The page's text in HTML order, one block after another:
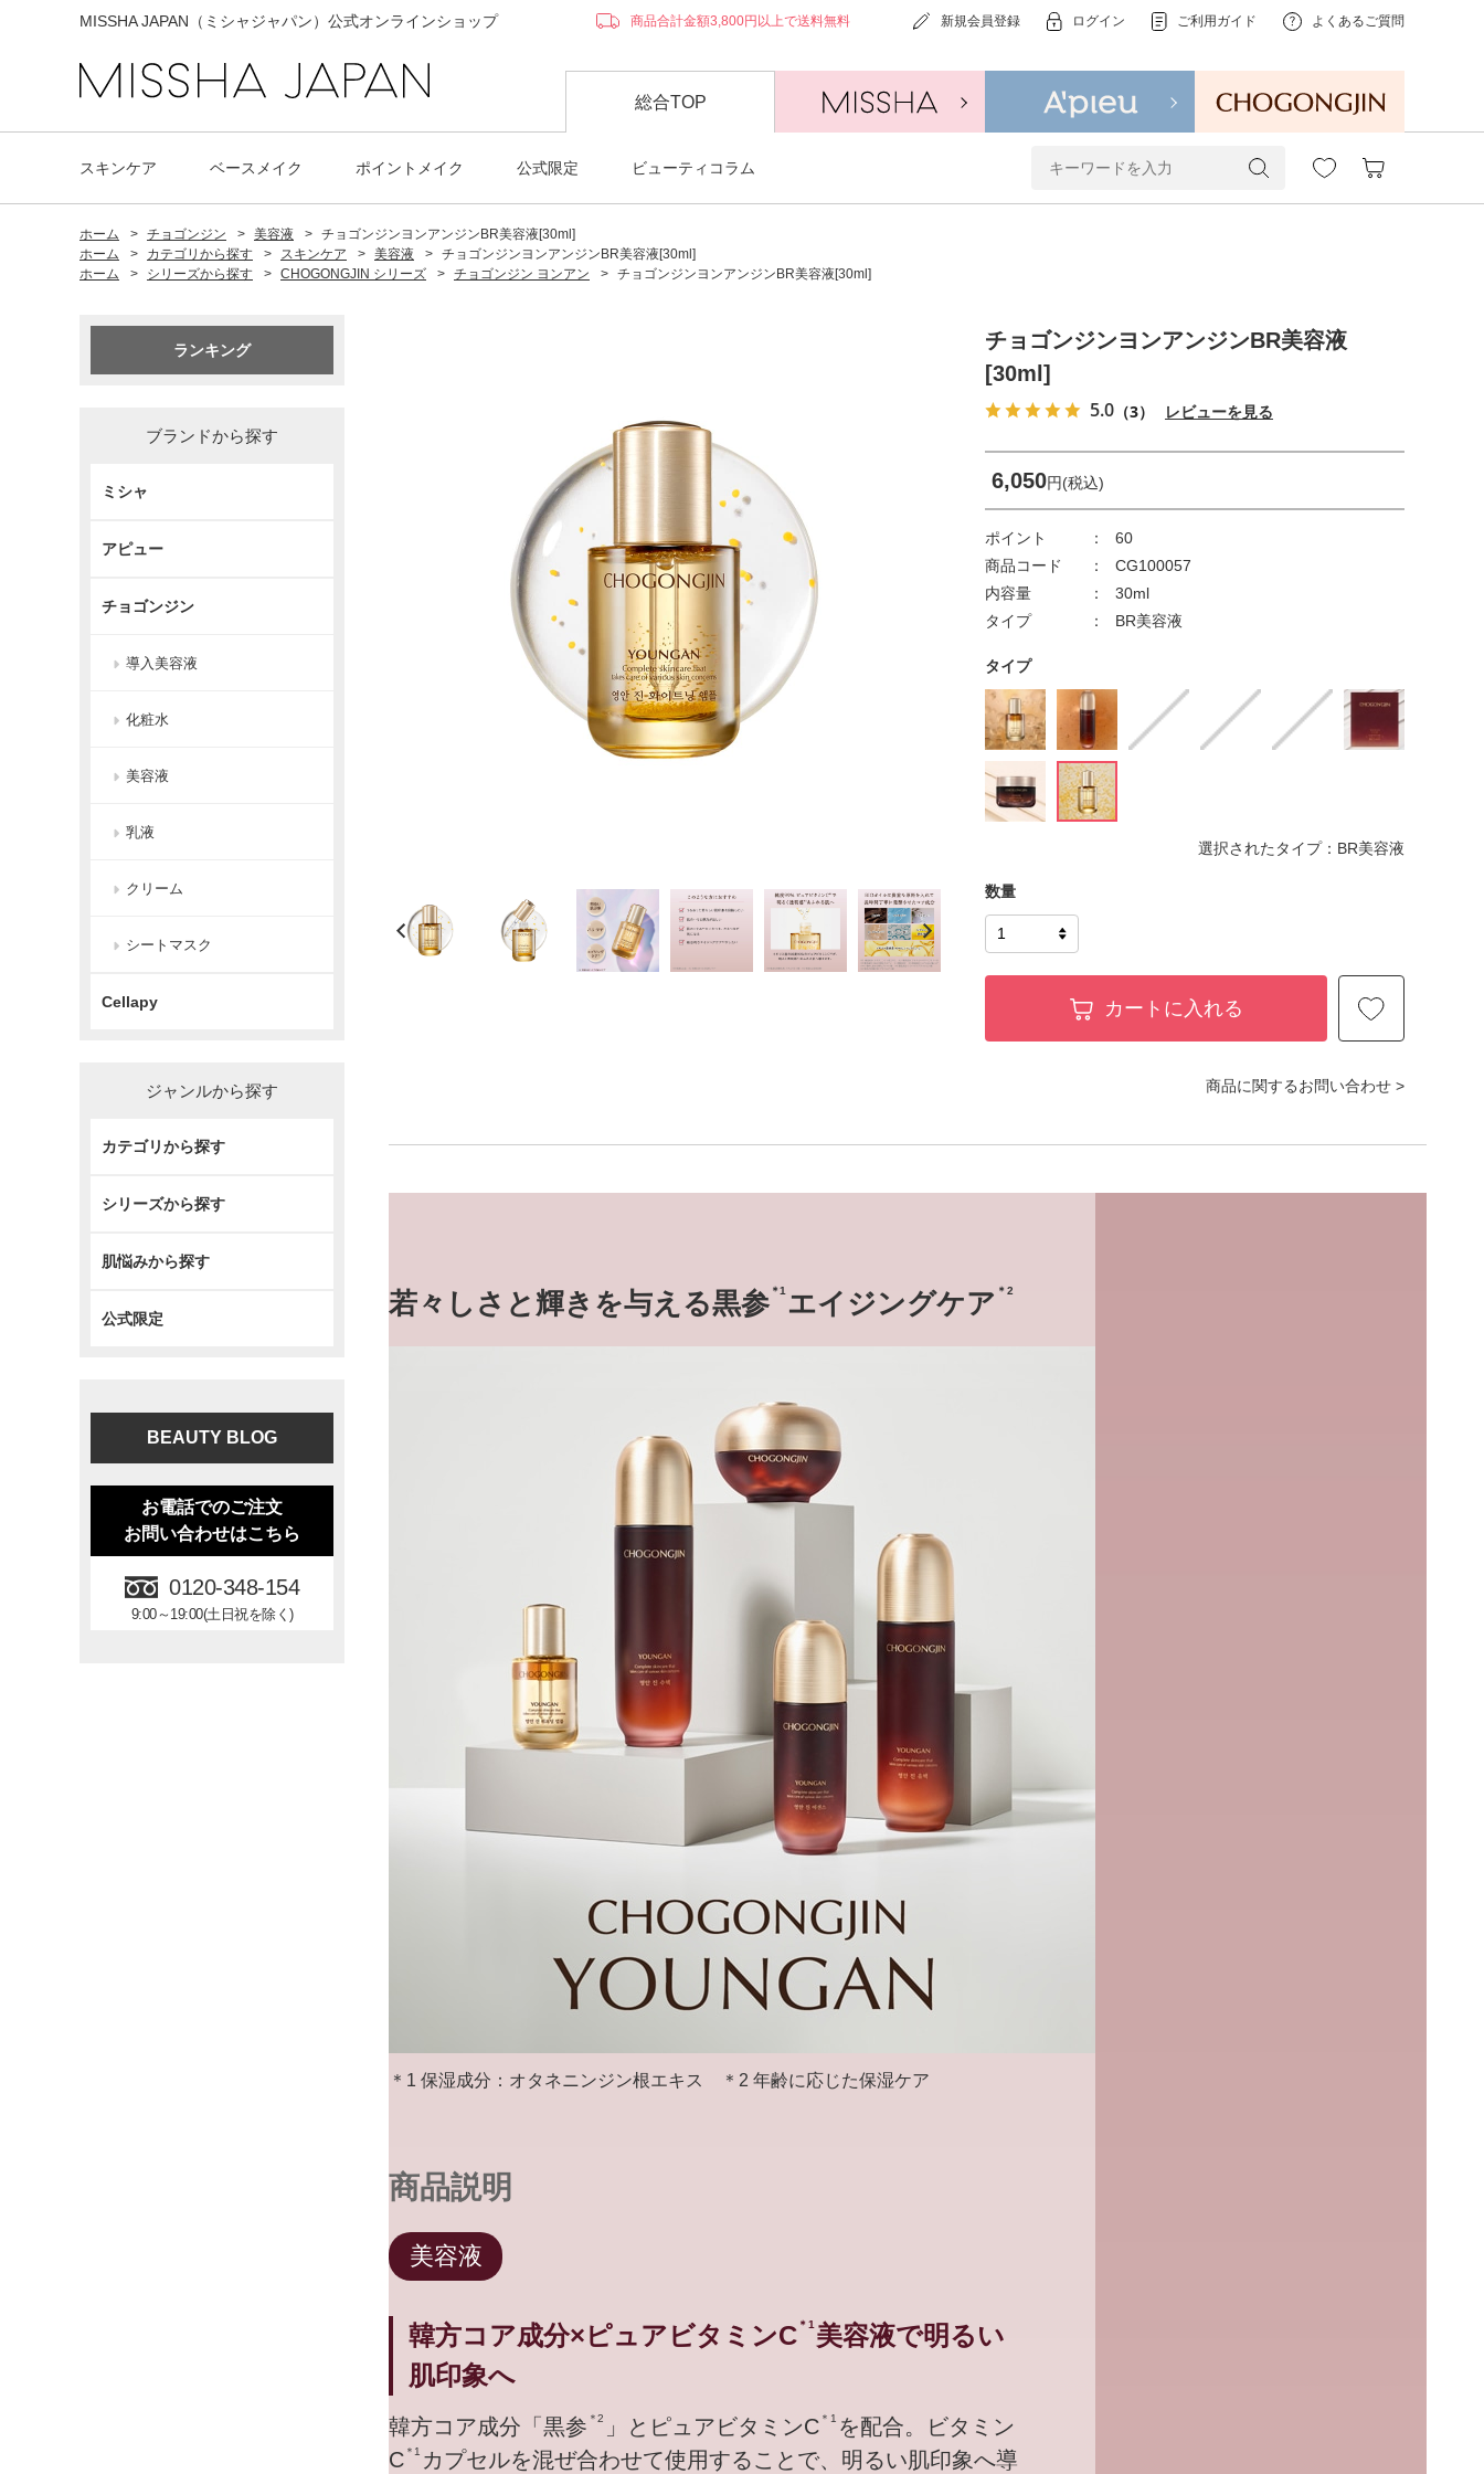
MISSHA JAPAN（ミシャジャパン）公式オンラインショップ 商品合計金額3,800円以上で送料無料 新規会員登録 ログイン ご利用ガイド よくあるご質問
総合TOP
スキンケア ベースメイク ポイントメイク 公式限定 ビューティコラム
ホーム > チョゴンジン > 美容液 > チョゴンジンヨンアンジンBR美容液[30ml]
ホーム
> カテゴリから探す > スキンケア > 美容液 > チョゴンジンヨンアンジンBR美容液[30ml]
ホーム
> シリーズから探す > CHOGONGJIN シリーズ > チョゴンジン ヨンアン > チョゴンジンヨンアンジンBR美容液[30ml]
ランキング
ブランドから探す
ミシャ
アピュー
チョゴンジン
導入美容液
化粧水
美容液
乳液
クリーム
シートマスク
Cellapy
ジャンルから探す
カテゴリから探す
シリーズから探す
肌悩みから探す
公式限定
BEAUTY BLOG
お電話でのご注文
お問い合わせはこちら
0120-348-154
9:00～19:00(土日祝を除く)
チョゴンジンヨンアンジンBR美容液
[30ml]
5.0 （3） レビューを見る
6,050円(税込)
ポイント
60
商品コード
CG100057
内容量
30ml
タイプ
BR美容液
タイプ
選択されたタイプ：BR美容液
数量
カートに入れる
商品に関するお問い合わせ >
若々しさと輝きを与える黒参 ＊1 エイジングケア ＊2
＊1 保湿成分：オタネニンジン根エキス ＊2 年齢に応じた保湿ケア
商品説明
美容液
韓方コア成分×ピュアビタミンC ＊1 美容液で明るい
肌印象へ
韓方コア成分「黒参 ＊2 」とピュアビタミンC ＊1 を配合。ビタミン
C ＊1 カプセルを混ぜ合わせて使用することで、明るい肌印象へ導